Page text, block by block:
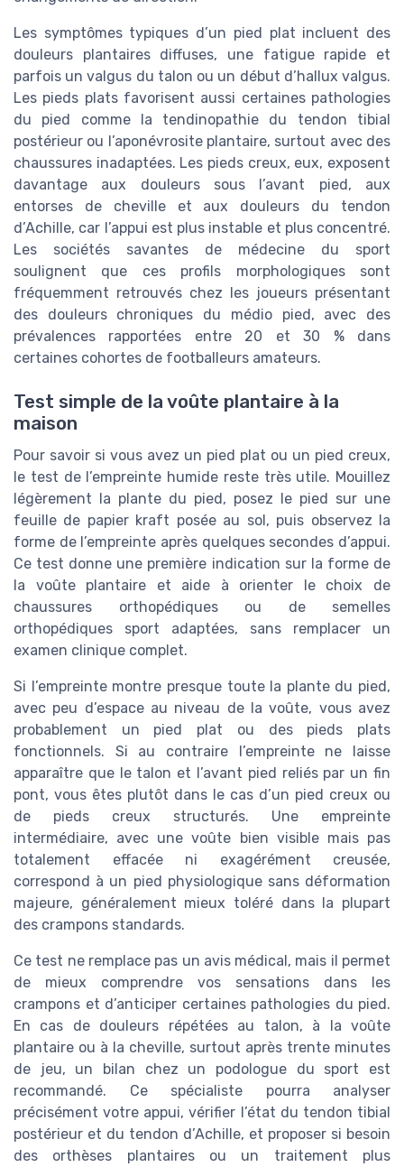
Les symptômes typiques d’un pied plat incluent des
douleurs plantaires diffuses, une fatigue rapide et
parfois un valgus du talon ou un début d’hallux valgus.
Les pieds plats favorisent aussi certaines pathologies
du pied comme la tendinopathie du tendon tibial
postérieur ou l’aponévrosite plantaire, surtout avec des
chaussures inadaptées. Les pieds creux, eux, exposent
davantage aux douleurs sous l’avant pied, aux
entorses de cheville et aux douleurs du tendon
d’Achille, car l’appui est plus instable et plus concentré.
Les sociétés savantes de médecine du sport
soulignent que ces profils morphologiques sont
fréquemment retrouvés chez les joueurs présentant
des douleurs chroniques du médio pied, avec des
prévalences rapportées entre 20 et 30 % dans
certaines cohortes de footballeurs amateurs.
Test simple de la voûte plantaire à la
maison
Pour savoir si vous avez un pied plat ou un pied creux,
le test de l’empreinte humide reste très utile. Mouillez
légèrement la plante du pied, posez le pied sur une
feuille de papier kraft posée au sol, puis observez la
forme de l’empreinte après quelques secondes d’appui.
Ce test donne une première indication sur la forme de
la voûte plantaire et aide à orienter le choix de
chaussures orthopédiques ou de semelles
orthopédiques sport adaptées, sans remplacer un
examen clinique complet.
Si l’empreinte montre presque toute la plante du pied,
avec peu d’espace au niveau de la voûte, vous avez
probablement un pied plat ou des pieds plats
fonctionnels. Si au contraire l’empreinte ne laisse
apparaître que le talon et l’avant pied reliés par un fin
pont, vous êtes plutôt dans le cas d’un pied creux ou
de pieds creux structurés. Une empreinte
intermédiaire, avec une voûte bien visible mais pas
totalement effacée ni exagérément creusée,
correspond à un pied physiologique sans déformation
majeure, généralement mieux toléré dans la plupart
des crampons standards.
Ce test ne remplace pas un avis médical, mais il permet
de mieux comprendre vos sensations dans les
crampons et d’anticiper certaines pathologies du pied.
En cas de douleurs répétées au talon, à la voûte
plantaire ou à la cheville, surtout après trente minutes
de jeu, un bilan chez un podologue du sport est
recommandé. Ce spécialiste pourra analyser
précisément votre appui, vérifier l’état du tendon tibial
postérieur et du tendon d’Achille, et proposer si besoin
des orthèses plantaires ou un traitement plus